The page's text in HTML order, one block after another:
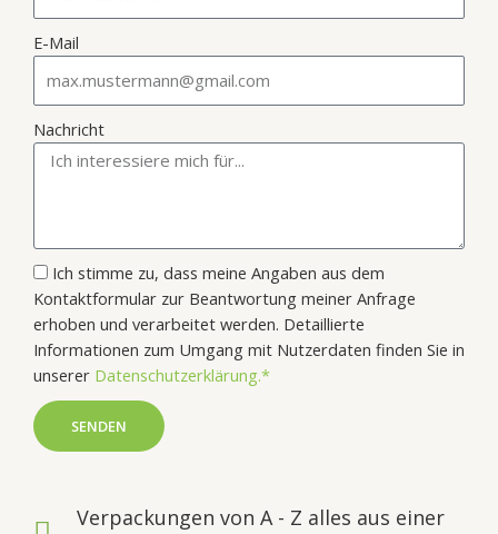
E-Mail
Nachricht
Ich stimme zu, dass meine Angaben aus dem
Kontaktformular zur Beantwortung meiner Anfrage
erhoben und verarbeitet werden. Detaillierte
Informationen zum Umgang mit Nutzerdaten finden Sie in
unserer Datenschutzerklärung.*
SENDEN
Verpackungen von A - Z alles aus einer